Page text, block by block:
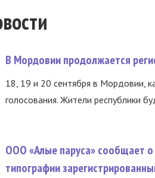
В Мордовии продолжается
18, 19 и 20 сентября в Мордовии,
голосования. Жители республики
ООО «Алые паруса» сообщает о
типографии